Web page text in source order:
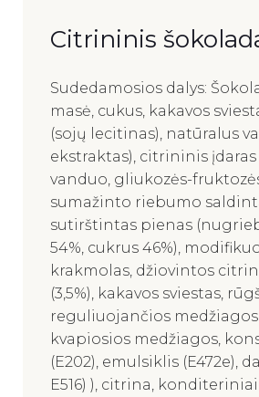
Citrininis
Sudedamosios dalys:
masė, cukus, kakavos
(sojų lecitinas), natūralus
ekstraktas), citrininis įdaras
vanduo, gliukozės-
sumažinto riebumo
sutirštintas pienas
54%, cukrus 46%),
krakmolas, džiovintos
(3,5%), kakavos sviestas,
reguliuojančios medžiagos
kvapiosios medžiagos,
(E202), emulsiklis (E472e),
E516) ), citrina,